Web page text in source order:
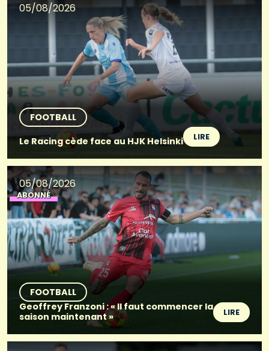
05/08/2026
FOOTBALL
Le Racing cède face au HJK Helsinki
LIRE
05/08/2026
ABONNÉ
FOOTBALL
Geoffrey Franzoni : « Il faut commencer la
saison maintenant »
LIRE